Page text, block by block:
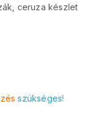
ceruza készlet
szükséges!